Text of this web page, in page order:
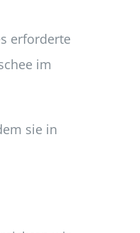
erforderte
im
sie in